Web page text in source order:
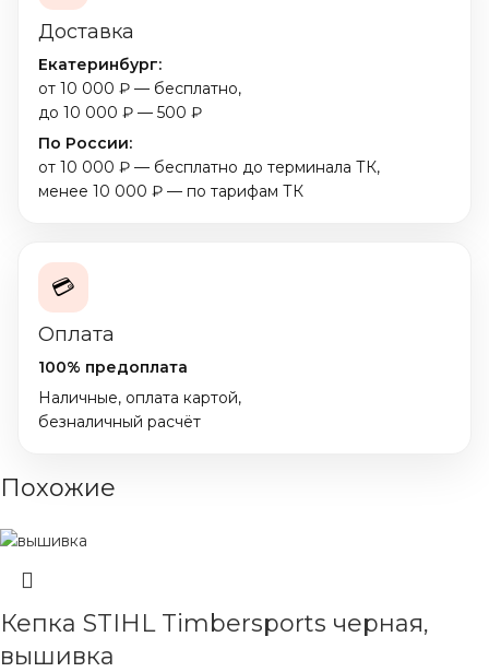
Доставка
Екатеринбург:
от 10 000 ₽ — бесплатно,
до 10 000 ₽ — 500 ₽
По России:
от 10 000 ₽ — бесплатно до терминала ТК,
менее 10 000 ₽ — по тарифам ТК
💳
Оплата
100% предоплата
Наличные, оплата картой,
безналичный расчёт
Похожие
Кепка STIHL Timbersports черная,
вышивка